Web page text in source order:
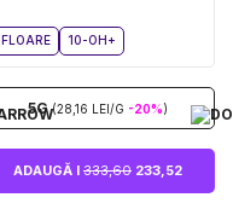
FLOARE 10-OH+
5G(28,16 LEI/G -20%)
ADAUGĂ I 333,60 233,52